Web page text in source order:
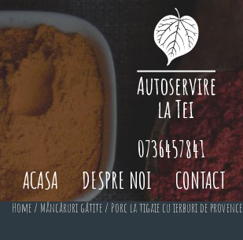
ACASA DESPRE NOI CONTACT
0736457841
Home / Mâncăruri gătite / Porc la tigaie cu ierburi de provence